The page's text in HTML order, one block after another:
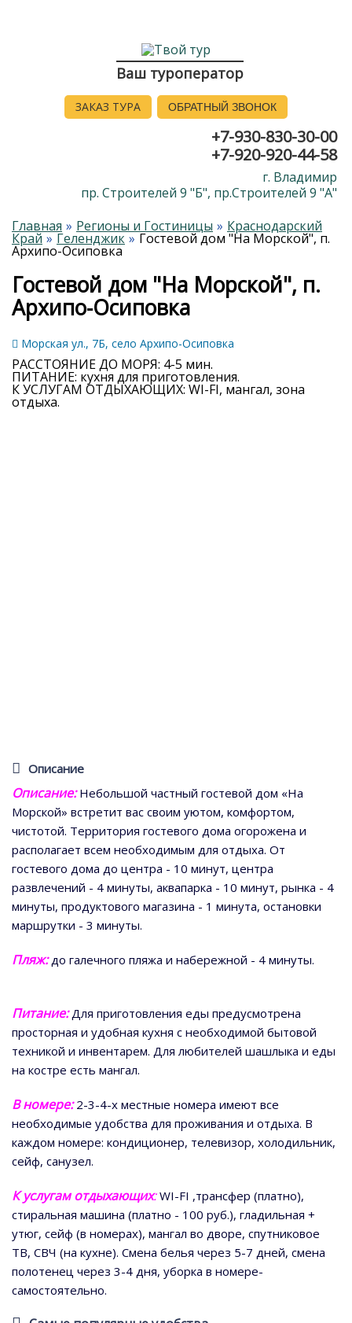
Ваш туроператор
ЗАКАЗ ТУРА ОБРАТНЫЙ ЗВОНОК
+7-930-830-30-00
+7-920-920-44-58
г. Владимир
пр. Строителей 9 "Б", пр.Строителей 9 "А"
Главная
Регионы и Гостиницы Краснодарский
Край Геленджик Гостевой дом "На Морской", п.
Архипо-Осиповка
Гостевой дом "На Морской", п.
Архипо-Осиповка
Морская ул., 7Б, село Архипо-Осиповка
РАССТОЯНИЕ ДО МОРЯ: 4-5 мин.
ПИТАНИЕ: кухня для приготовления.
К УСЛУГАМ ОТДЫХАЮЩИХ: WI-FI, мангал, зона
отдыха.
Описание
Описание:Небольшой частный гостевой дом «На
Морской» встретит вас своим уютом, комфортом,
чистотой. Территория гостевого дома огорожена и
располагает всем необходимым для отдыха. От
гостевого дома до центра - 10 минут, центра
развлечений - 4 минуты, аквапарка - 10 минут, рынка - 4
минуты, продуктового магазина - 1 минута, остановки
маршрутки - 3 минуты.
Пляж:до галечного пляжа и набережной - 4 минуты.
Питание:Для приготовления еды предусмотрена
просторная и удобная кухня с необходимой бытовой
техникой и инвентарем. Для любителей шашлыка и еды
на костре есть мангал.
В номере:2-3-4-х местные номера имеют все
необходимые удобства для проживания и отдыха. В
каждом номере: кондиционер, телевизор, холодильник,
сейф, санузел.
К услугам отдыхающих:WI-FI ,трансфер (платно),
стиральная машина (платно - 100 руб.), гладильная +
утюг, сейф (в номерах), мангал во дворе, спутниковое
ТВ, СВЧ (на кухне). Смена белья через 5-7 дней, смена
полотенец через 3-4 дня, уборка в номере-
самостоятельно.